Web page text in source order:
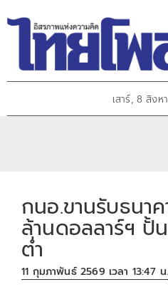
เสาร์, 8 สิง
กนอ.ขานรับธนา
ล้านดอลลาร์ฯ ปั้
ต่ำ
11 กุมภาพันธ์ 2569 เวลา 13:47 น.